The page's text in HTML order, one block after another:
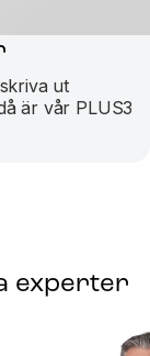
ut
är vår PLUS3
experter